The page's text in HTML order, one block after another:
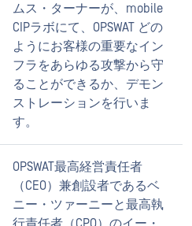
ムス・ターナーが、mobile
CIPラボにて、OPSWAT どの
ようにお客様の重要なイン
フラをあらゆる攻撃から守
ることができるか、デモン
ストレーションを行いま
す。
OPSWAT最高経営責任者
（CEO）兼創設者であるベ
ニー・ツァーニーと最高執